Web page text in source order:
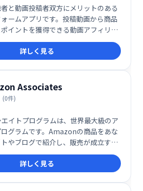
と動画投稿者双方にメリットのある
ームアプリです。投稿動画から商品
イントを獲得できる動画アフィリエ
。手軽に動画投稿で収益化を目指せ
メ体験を提供します。
詳しく見る
Associates
(0件)
イトプログラムは、世界最大級のア
グラムです。Amazonの商品をあな
やブログで紹介し、販売が成立する
できます。数百万の製品を取り扱い、
化が可能です。手軽に始められ、多
イターが成功を収めている実績のある
詳しく見る